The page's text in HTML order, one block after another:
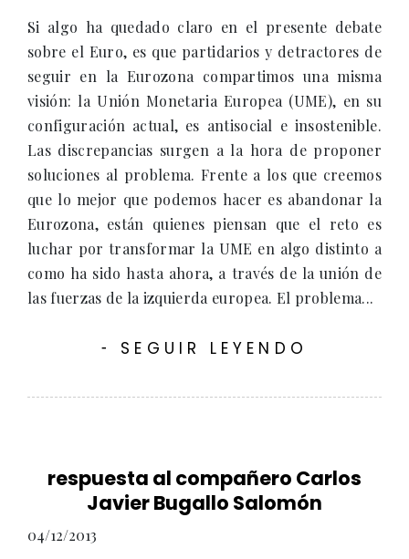
Si algo ha quedado claro en el presente debate
sobre el Euro, es que partidarios y detractores de
seguir en la Eurozona compartimos una misma
visión: la Unión Monetaria Europea (UME), en su
configuración actual, es antisocial e insostenible.
Las discrepancias surgen a la hora de proponer
soluciones al problema. Frente a los que creemos
que lo mejor que podemos hacer es abandonar la
Eurozona, están quienes piensan que el reto es
luchar por transformar la UME en algo distinto a
como ha sido hasta ahora, a través de la unión de
las fuerzas de la izquierda europea. El problema...
- SEGUIR LEYENDO
respuesta al compañero Carlos
Javier Bugallo Salomón
04/12/2013